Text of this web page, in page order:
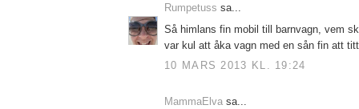
Rumpetuss sa...
Så himlans fin mobil till barnvagn, vem
var kul att åka vagn med en sån fin att
10 MARS 2013 KL. 19:24
MammaElva sa...